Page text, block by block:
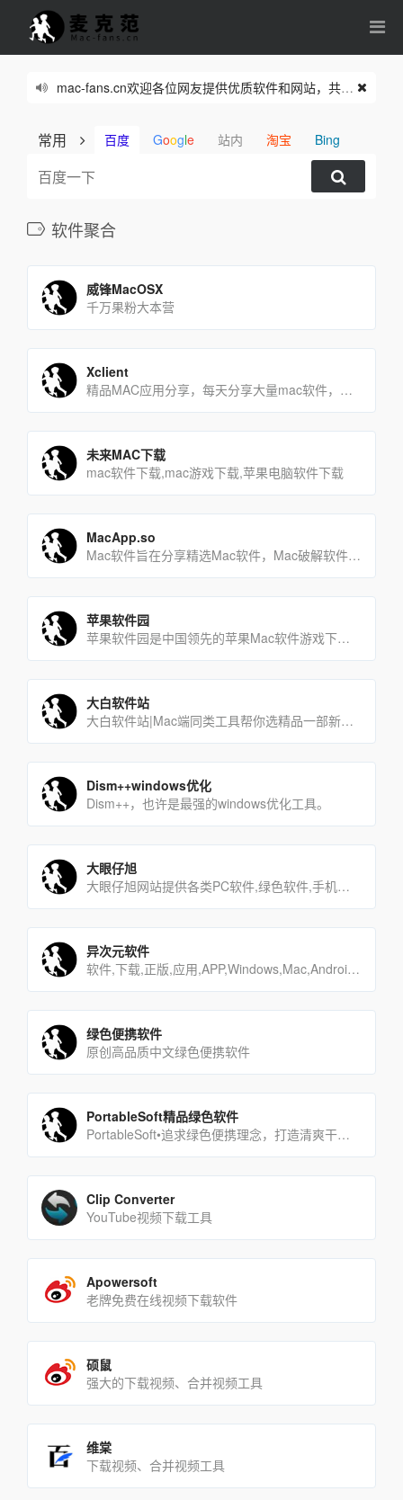
mac-fans.cn欢迎各位网友提供优质软件和网站，共同繁荣我们的网络家园。
常用 百度 Google 站内 淘宝 Bing
软件聚合
威锋MacOSX
千万果粉大本营
Xclient
精品MAC应用分享，每天分享大量mac软件，为您提供优质的mac软件,免费软件下载服务
未来MAC下载
mac软件下载,mac游戏下载,苹果电脑软件下载
MacApp.so
Mac软件旨在分享精选Mac软件，Mac破解软件、Mac游戏和高清壁纸免费下载。
苹果软件园
苹果软件园是中国领先的苹果Mac软件游戏下载网站，是国内苹果行业的第一品牌，被众多业内人士认为是中国最具发展潜[…]
大白软件站
大白软件站|Mac端同类工具帮你选精品一部新Mac的第一站
Dism++windows优化
Dism++，也许是最强的windows优化工具。
大眼仔旭
大眼仔旭网站提供各类PC软件,绿色软件,手机游戏,安卓APP,汉化软件,软件教程,坚持每天更新大量软件及视频教[…]
异次元软件
软件,下载,正版,应用,APP,Windows,Mac,Android,iOS,iPhone,手机,科技,限时[…]
绿色便携软件
原创高品质中文绿色便携软件
PortableSoft精品绿色软件
PortableSoft•追求绿色便携理念，打造清爽干净系统！
Clip Converter
YouTube视频下载工具
Apowersoft
老牌免费在线视频下载软件
硕鼠
强大的下载视频、合并视频工具
维棠
下载视频、合并视频工具